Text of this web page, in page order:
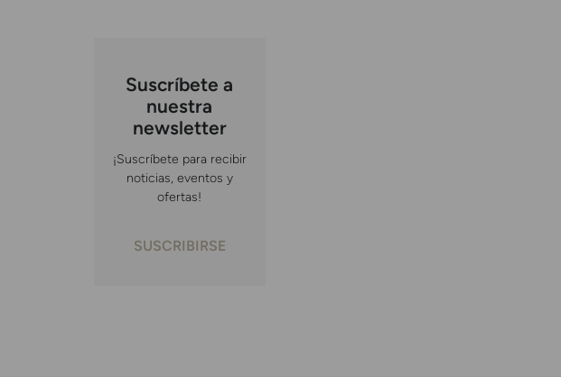
Suscríbete a
nuestra
newsletter
¡Suscríbete para recibir
noticias, eventos y
ofertas!
SUSCRIBIRSE